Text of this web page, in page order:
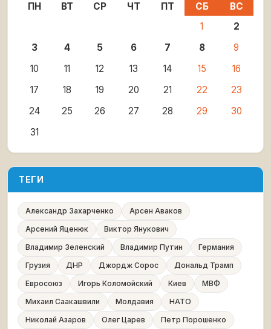
ПН ВТ СР ЧТ ПТ СБ
ВС
1
2
3
4 5 6 7 8
9
10
11 12 13 14 15
16
17
18 19 20 21 22
23
24
25 26 27 28 29
30
31
ТЕГИ
Александр Захарченко
Арсен Аваков
Арсений Яценюк
Виктор Янукович
Владимир Зеленский
Владимир Путин
Германия
Грузия
ДНР Джордж Сорос
Дональд Трамп
Евросоюз
Игорь Коломойский Киев
МВФ
Михаил Саакашвили
Молдавия
НАТО
Николай Азаров
Олег Царев
Петр Порошенко